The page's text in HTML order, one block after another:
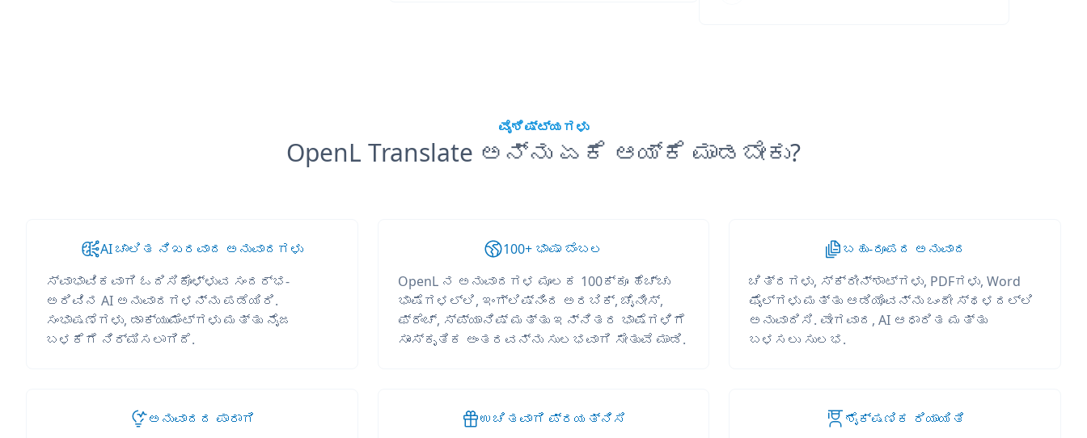
ವೈಶಿಷ್ಟ್ಯಗಳು
OpenL Translate ಅನ್ನು ಏಕೆ ಆಯ್ಕೆ ಮಾಡಬೇಕು?
AI ಚಾಲಿತ ನಿಖರವಾದ ಅನುವಾದಗಳು
ಸ್ವಾಭಾವಿಕವಾಗಿ ಓದಿಸಿಕೊಳ್ಳುವ ಸಂದರ್ಭ-
ಅರಿವಿನ AI ಅನುವಾದಗಳನ್ನು ಪಡೆಯಿರಿ.
ಸಂಭಾಷಣೆಗಳು, ಡಾಕ್ಯುಮೆಂಟ್‌ಗಳು ಮತ್ತು ನೈಜ
ಬಳಕೆಗೆ ನಿರ್ಮಿಸಲಾಗಿದೆ.
100+ ಭಾಷಾ ಬೆಂಬಲ
OpenL ನ ಅನುವಾದಗಳ ಮೂಲಕ 100ಕ್ಕೂ ಹೆಚ್ಚು
ಭಾಷೆಗಳಲ್ಲಿ, ಇಂಗ್ಲಿಷ್‌ನಿಂದ ಅರಬಿಕ್, ಚೈನೀಸ್,
ಫ್ರೆಂಚ್, ಸ್ಪ್ಯಾನಿಷ್ ಮತ್ತು ಇನ್ನಿತರ ಭಾಷೆಗಳಿಗೆ
ಸಾಂಸ್ಕೃತಿಕ ಅಂತರವನ್ನು ಸುಲಭವಾಗಿ ಸೇತುವೆ ಮಾಡಿ.
ಬಹು-ರೂಪದ ಅನುವಾದ
ಚಿತ್ರಗಳು, ಸ್ಕ್ರೀನ್‌ಶಾಟ್‌ಗಳು, PDFಗಳು, Word
ಫೈಲ್‌ಗಳು ಮತ್ತು ಆಡಿಯೊವನ್ನು ಒಂದೇ ಸ್ಥಳದಲ್ಲಿ
ಅನುವಾದಿಸಿ. ವೇಗವಾದ, AI ಆಧಾರಿತ ಮತ್ತು
ಬಳಸಲು ಸುಲಭ.
ಅನುವಾದದ ಪಾರಾಗಿ
ಉಚಿತವಾಗಿ ಪ್ರಯತ್ನಿಸಿ
ಶೈಕ್ಷಣಿಕ ರಿಯಾಯಿತಿ